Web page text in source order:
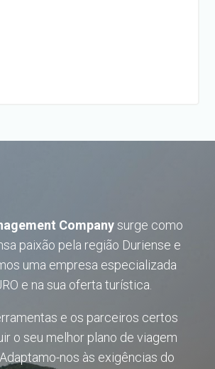
Companysurge como
paixão pela região Duriense e
uma empresa especializada
e na sua oferta turística.
e os parceiros certos
o seu melhor plano de viagem
Adaptamo-nos às exigências do